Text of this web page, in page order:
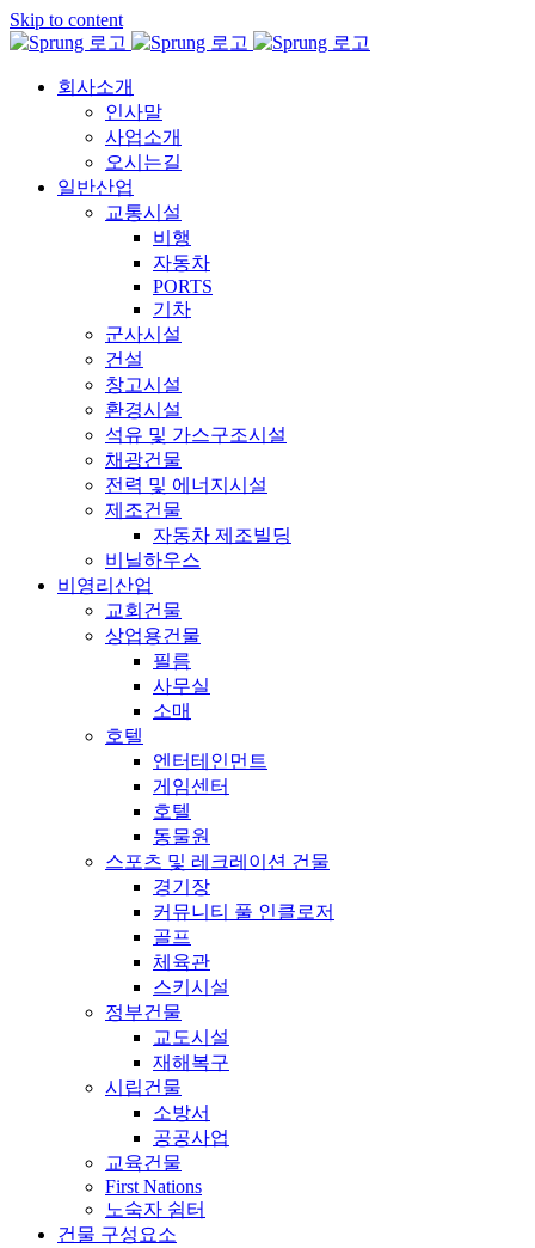
Skip to content
회사소개
인사말
사업소개
오시는길
일반산업
교통시설
비행
자동차
PORTS
기차
군사시설
건설
창고시설
환경시설
석유 및 가스구조시설
채광건물
전력 및 에너지시설
제조건물
자동차 제조빌딩
비닐하우스
비영리산업
교회건물
상업용건물
필름
사무실
소매
호텔
엔터테인먼트
게임센터
호텔
동물원
스포츠 및 레크레이션 건물
경기장
커뮤니티 풀 인클로저
골프
체육관
스키시설
정부건물
교도시설
재해복구
시립건물
소방서
공공사업
교육건물
First Nations
노숙자 쉼터
건물 구성요소